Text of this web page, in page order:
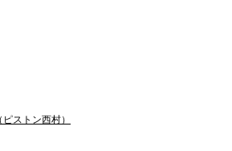
ストン西村）